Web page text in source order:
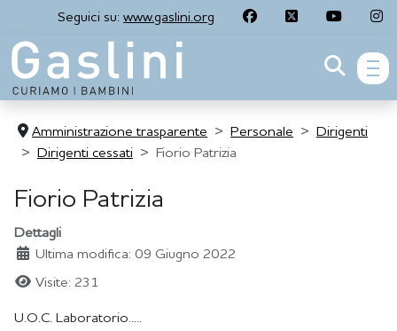
Seguici su: www.gaslini.org
Amministrazione trasparente Personale
Dirigenti
Dirigenti cessati
Fiorio Patrizia
Fiorio Patrizia
Dettagli
Ultima modifica: 09 Giugno 2022
Visite: 231
U.O.C. Laboratorio.....